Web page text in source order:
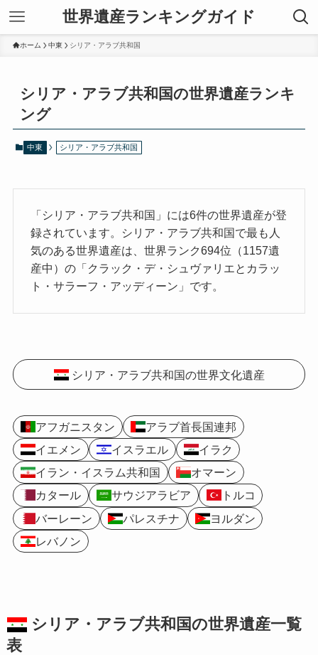
世界遺産ランキングガイド
ホーム 中東 シリア・アラブ共和国
シリア・アラブ共和国の世界遺産ランキ
ング
中東 シリア・アラブ共和国
「シリア・アラブ共和国」には6件の世界遺産が登
録されています。シリア・アラブ共和国で最も人
気のある世界遺産は、世界ランク694位（1157遺
産中）の「クラック・デ・シュヴァリエとカラッ
ト・サラーフ・アッディーン」です。
シリア・アラブ共和国の世界文化遺産
アフガニスタン
アラブ首長国連邦
イエメン
イスラエル
イラク
イラン・イスラム共和国
オマーン
カタール
サウジアラビア
トルコ
バーレーン
パレスチナ
ヨルダン
レバノン
シリア・アラブ共和国の世界遺産一覧
表